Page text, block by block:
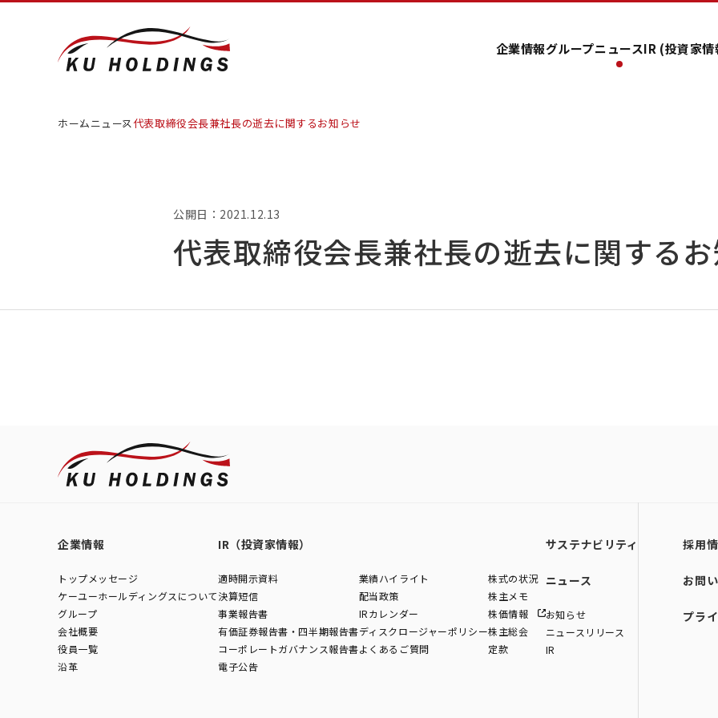
企業情報グループニュースIR (投資家情
ホームニュース代表取締役会長兼社長の逝去に関するお知らせ
公開日：2021.12.13
代表取締役会長兼社長の逝去に関する
企業情報
トップメッセージ
ケーユーホールディングスについて
グループ
会社概要
役員一覧
沿革
IR（投資家情報）
適時開示資料
決算短信
事業報告書
有価証券報告書・四半期報告書
コーポレートガバナンス報告書
電子公告
業績ハイライト
配当政策
IRカレンダー
ディスクロージャーポリシー
よくあるご質問
株式の状況
株主メモ
株価情報
株主総会
定款
サステナビリティ
ニュース
お知らせ
ニュースリリース
IR
採用
お問
プラ